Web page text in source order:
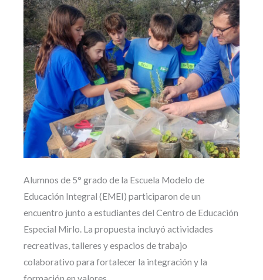
Alumnos de 5° grado de la Escuela Modelo de
Educación Integral (EMEI) participaron de un
encuentro junto a estudiantes del Centro de Educación
Especial Mirlo. La propuesta incluyó actividades
recreativas, talleres y espacios de trabajo
colaborativo para fortalecer la integración y la